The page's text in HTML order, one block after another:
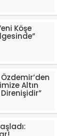
Köşe
Altın